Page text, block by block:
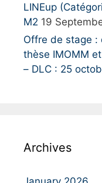
LINEup
M2 19
Offre de stage :
thèse IMOMM
– DLC : 25
Archives